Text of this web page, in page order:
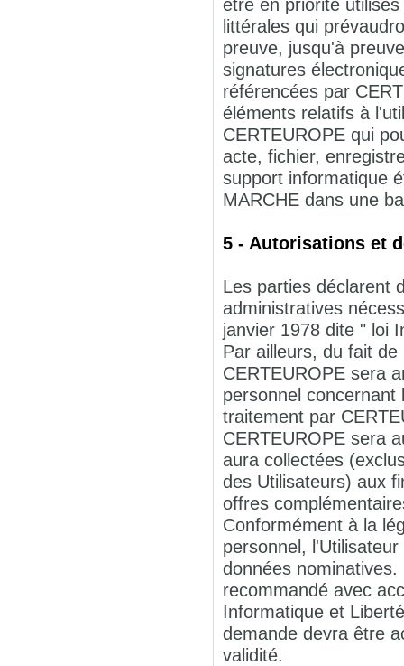
littérales qui
preuve, jusqu'à
signatures
référencées par
éléments relatifs à
CERTEUROPE qui
acte, fichier,
support informatique
MARCHE dans une
5 - Autorisations et
Les parties déclarent
administratives
janvier 1978 dite " loi
Par ailleurs, du fait
CERTEUROPE sera
personnel concernant
traitement par
CERTEUROPE sera
aura collectées
des Utilisateurs) aux
offres
Conformément à la
personnel,
données
recommandé avec
Informatique et
demande devra être
validité.